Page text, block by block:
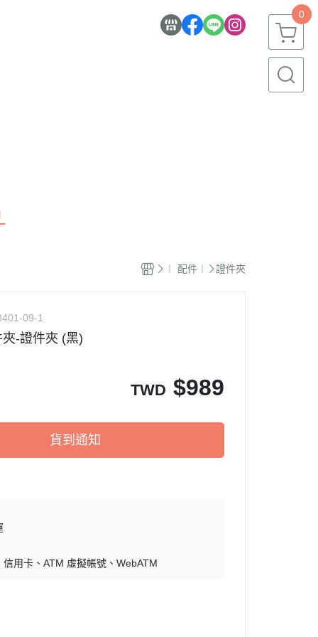
0
︱ 配件︱ 證件夾
09-1
-證件夾 (黑)
TWD $989
貨到通知
信用卡 ATM 虛擬帳號 WebATM